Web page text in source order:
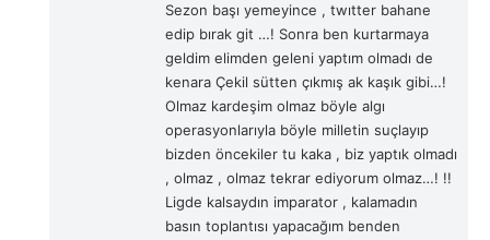
Sezon başı yemeyince , twıtter bahane
edip bırak git …! Sonra ben kurtarmaya
geldim elimden geleni yaptım olmadı de
kenara Çekil sütten çıkmış ak kaşık gibi…!
Olmaz kardeşim olmaz böyle algı
operasyonlarıyla böyle milletin suçlayıp
bizden öncekiler tu kaka , biz yaptık olmadı
, olmaz , olmaz tekrar ediyorum olmaz…! !!
Ligde kalsaydın imparator , kalamadın
basın toplantısı yapacağım benden